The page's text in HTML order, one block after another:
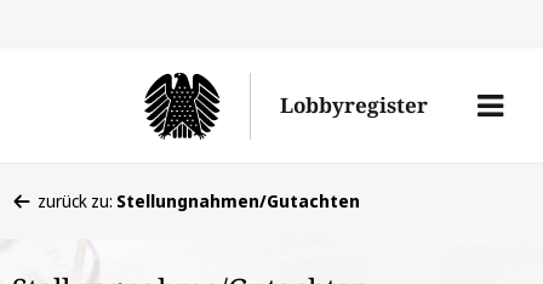
Lobbyregister
Menü
befinden
zurück zu: Stellungnahmen/Gutachten